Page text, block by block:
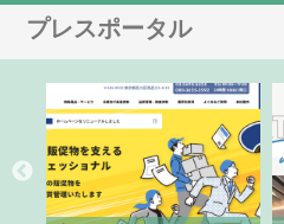
プレスポータル